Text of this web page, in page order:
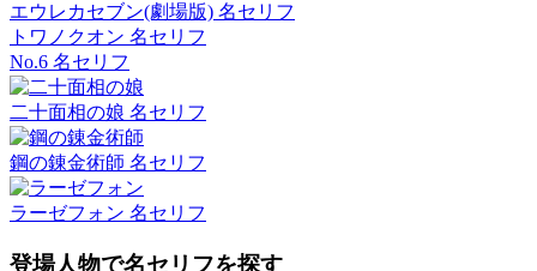
エウレカセブン(劇場版) 名セリフ
トワノクオン 名セリフ
No.6 名セリフ
二十面相の娘 名セリフ
鋼の錬金術師 名セリフ
ラーゼフォン 名セリフ
登場人物で名セリフを探す